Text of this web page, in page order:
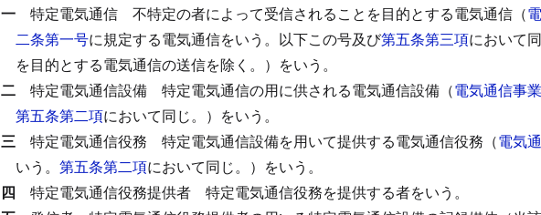
一 特定電気通信 不特定の者によって受信されることを目的とする電気通信（
二条第一号に規定する電気通信をいう。以下この号及び第五条第三項において
を目的とする電気通信の送信を除く。）をいう。
二 特定電気通信設備 特定電気通信の用に供される電気通信設備（電気通信事
第五条第二項において同じ。）をいう。
三 特定電気通信役務 特定電気通信設備を用いて提供する電気通信役務（電気
いう。 第五条第二項において同じ。）をいう。
四 特定電気通信役務提供者
特定電気通信役務を提供する者をいう。